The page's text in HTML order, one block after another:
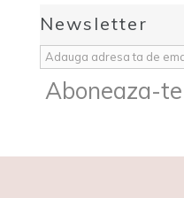
Newsletter
Aboneaza-te